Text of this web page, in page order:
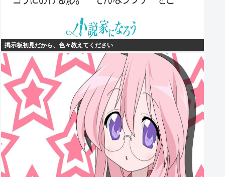
掲示板初見だから、色々教えてください